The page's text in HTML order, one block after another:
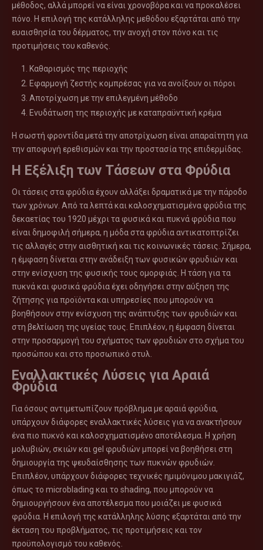
μέθοδος, αλλά μπορεί να είναι χρονοβόρα και να προκαλέσει
πόνο. Η επιλογή της κατάλληλης μεθόδου εξαρτάται από την
ευαισθησία του δέρματος, την ανοχή στον πόνο και τις
προτιμήσεις του καθενός.
Καθαρισμός της περιοχής
Εφαρμογή ζεστής κομπρέσας για να ανοίξουν οι πόροι
Αποτρίχωση με την επιλεγμένη μέθοδο
Ενυδάτωση της περιοχής με καταπραϋντική κρέμα
Η σωστή φροντίδα μετά την αποτρίχωση είναι απαραίτητη για
την αποφυγή ερεθισμών και την προστασία της επιδερμίδας.
Η Εξέλιξη των Τάσεων στα Φρύδια
Οι τάσεις στα φρύδια έχουν αλλάξει δραματικά με την πάροδο
των χρόνων. Από τα λεπτά και καλοσχηματισμένα φρύδια της
δεκαετίας του 1920 μέχρι τα φυσικά και πυκνά φρύδια που
είναι δημοφιλή σήμερα, η μόδα στα φρύδια αντικατοπτρίζει
τις αλλαγές στην αισθητική και τις κοινωνικές τάσεις. Σήμερα,
η έμφαση δίνεται στην ανάδειξη των φυσικών φρυδιών και
στην ενίσχυση της φυσικής τους ομορφιάς. Η τάση για τα
πυκνά και φυσικά φρύδια έχει οδηγήσει στην αύξηση της
ζήτησης για προϊόντα και υπηρεσίες που μπορούν να
βοηθήσουν στην ενίσχυση της ανάπτυξης των φρυδιών και
στη βελτίωση της υγείας τους. Επιπλέον, η έμφαση δίνεται
στην προσαρμογή του σχήματος των φρυδιών στο σχήμα του
προσώπου και στο προσωπικό στυλ.
Εναλλακτικές Λύσεις για Αραιά
Φρύδια
Για όσους αντιμετωπίζουν πρόβλημα με αραιά φρύδια,
υπάρχουν διάφορες εναλλακτικές λύσεις για να ανακτήσουν
ένα πιο πυκνό και καλοσχηματισμένο αποτέλεσμα. Η χρήση
μολυβιών, σκιών και gel φρυδιών μπορεί να βοηθήσει στη
δημιουργία της ψευδαίσθησης των πυκνών φρυδιών.
Επιπλέον, υπάρχουν διάφορες τεχνικές ημιμόνιμου μακιγιάζ,
όπως το microblading και το shading, που μπορούν να
δημιουργήσουν ένα αποτέλεσμα που μοιάζει με φυσικά
φρύδια. Η επιλογή της κατάλληλης λύσης εξαρτάται από την
έκταση του προβλήματος, τις προτιμήσεις και τον
προϋπολογισμό του καθενός.